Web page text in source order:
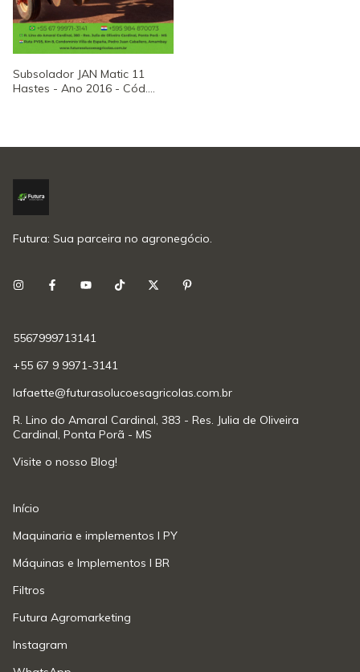
Subsolador JAN Matic 11
Hastes - Ano 2016 - Cód.
Futura: Sua parceira no agronegócio.
5567999713141
+55 67 9 9971-3141
lafaette@futurasolucoesagricolas.com.br
R. Lino do Amaral Cardinal, 383 - Res. Julia de Oliveira
Cardinal, Ponta Porã - MS
Visite o nosso Blog!
Início
Maquinaria e implementos l PY
Máquinas e Implementos l BR
Filtros
Futura Agromarketing
Instagram